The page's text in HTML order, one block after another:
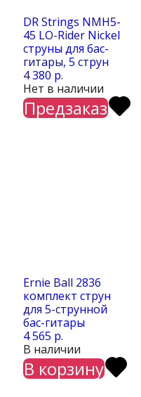
DR Strings NMH5-
45 LO-Rider Nickel
cтруны для бас-
гитары, 5 струн
4 380 р.
Нет в наличии
Предзаказ
Ernie Ball 2836
комплект струн
для 5-струнной
бас-гитары
4 565 р.
В наличии
В корзину